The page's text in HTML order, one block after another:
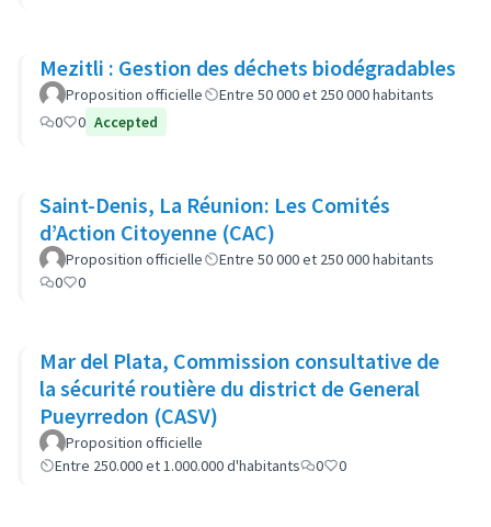
Mezitli : Gestion des déchets biodégradables
Proposition officielle
Entre 50 000 et 250 000 habitants
0
0 Accepted
Saint-Denis, La Réunion: Les Comités
d’Action Citoyenne (CAC)
Proposition officielle
Entre 50 000 et 250 000 habitants
0
0
Mar del Plata, Commission consultative de
la sécurité routière du district de General
Pueyrredon (CASV)
Proposition officielle
Entre 250.000 et 1.000.000 d'habitants
0 0